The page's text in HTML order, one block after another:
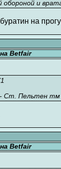
и
на
Betfair
Ст. Пельтен тм
Betfair